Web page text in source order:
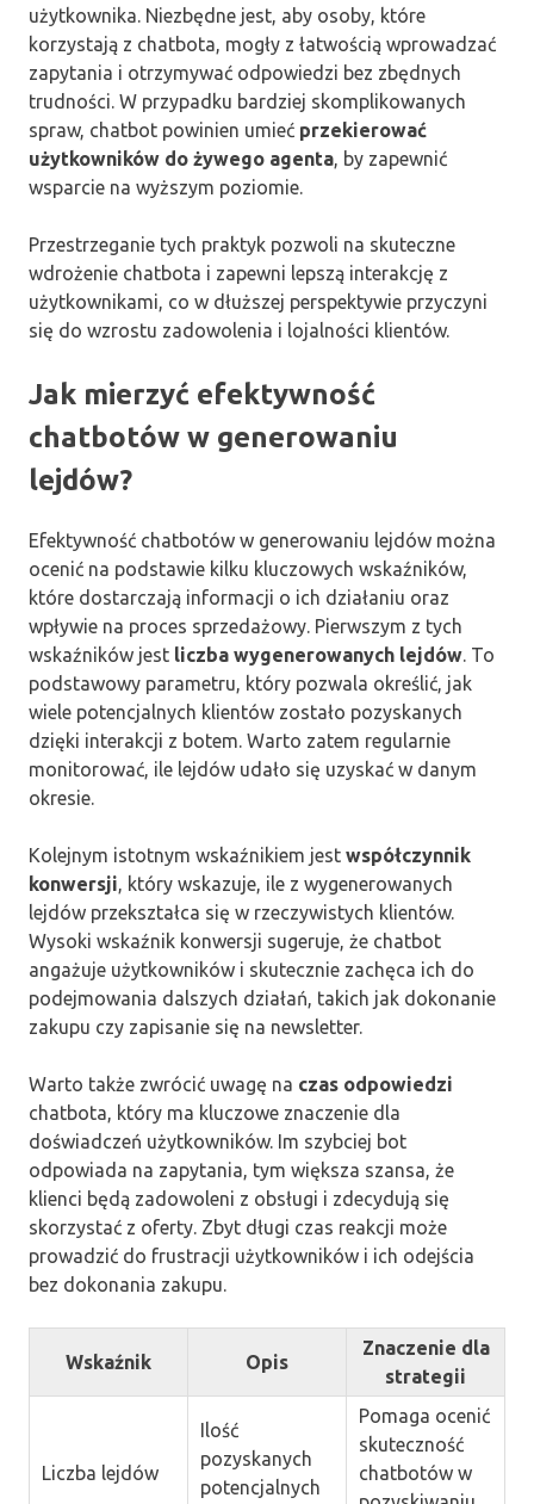
użytkownika. Niezbędne jest, aby osoby, które
korzystają z chatbota, mogły z łatwością wprowadzać
zapytania i otrzymywać odpowiedzi bez zbędnych
trudności. W przypadku bardziej skomplikowanych
spraw, chatbot powinien umieć przekierować
użytkowników do żywego agenta, by zapewnić
wsparcie na wyższym poziomie.
Przestrzeganie tych praktyk pozwoli na skuteczne
wdrożenie chatbota i zapewni lepszą interakcję z
użytkownikami, co w dłuższej perspektywie przyczyni
się do wzrostu zadowolenia i lojalności klientów.
Jak mierzyć efektywność
chatbotów w generowaniu
lejdów?
Efektywność chatbotów w generowaniu lejdów można
ocenić na podstawie kilku kluczowych wskaźników,
które dostarczają informacji o ich działaniu oraz
wpływie na proces sprzedażowy. Pierwszym z tych
wskaźników jest liczba wygenerowanych lejdów. To
podstawowy parametru, który pozwala określić, jak
wiele potencjalnych klientów zostało pozyskanych
dzięki interakcji z botem. Warto zatem regularnie
monitorować, ile lejdów udało się uzyskać w danym
okresie.
Kolejnym istotnym wskaźnikiem jest współczynnik
konwersji, który wskazuje, ile z wygenerowanych
lejdów przekształca się w rzeczywistych klientów.
Wysoki wskaźnik konwersji sugeruje, że chatbot
angażuje użytkowników i skutecznie zachęca ich do
podejmowania dalszych działań, takich jak dokonanie
zakupu czy zapisanie się na newsletter.
Warto także zwrócić uwagę na czas odpowiedzi
chatbota, który ma kluczowe znaczenie dla
doświadczeń użytkowników. Im szybciej bot
odpowiada na zapytania, tym większa szansa, że
klienci będą zadowoleni z obsługi i zdecydują się
skorzystać z oferty. Zbyt długi czas reakcji może
prowadzić do frustracji użytkowników i ich odejścia
bez dokonania zakupu.
Wskaźnik Opis
Znaczenie dla
strategii
Liczba lejdów
Ilość
pozyskanych
potencjalnych
Pomaga ocenić
skuteczność
chatbotów w